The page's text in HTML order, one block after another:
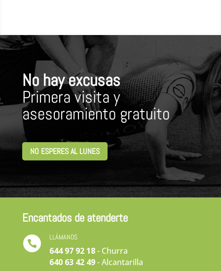
No hay excusas
Primera visita y
asesoramiento gratuito
NO ESPERES AL LUNES
Encantados de atenderte

LLÁMANOS
644 97 92 18- Churra
640 63 42 49- Alcantarilla